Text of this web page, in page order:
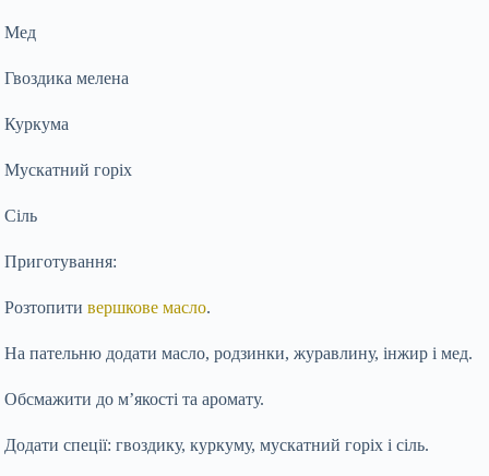
Мед
Гвоздика мелена
Куркума
Мускатний горіх
Сіль
Приготування:
Розтопити вершкове масло.
На пательню додати масло, родзинки, журавлину, інжир і мед.
Обсмажити до м’якості та аромату.
Додати спеції: гвоздику, куркуму, мускатний горіх і сіль.